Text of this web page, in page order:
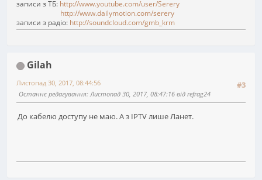
записи з ТБ: http://www.youtube.com/user/Serery
http://www.dailymotion.com/serery
записи з радіо: http://soundcloud.com/gmb_krm
Gilah
#3
Листопад 30, 2017, 08:44:56
Останнє редагування: Листопад 30, 2017, 08:47:16 від refrag24
До кабелю доступу не маю. А з IPTV лише Ланет.